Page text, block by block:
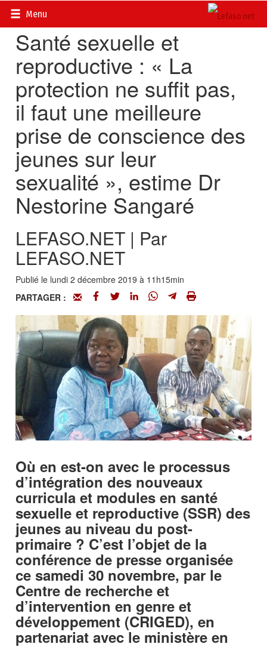
Menu
Accueil>
Santé sexuelle et
reproductive : « La
protection ne suffit pas,
il faut une meilleure
prise de conscience des
jeunes sur leur
sexualité », estime Dr
Nestorine Sangaré
LEFASO.NET | Par
LEFASO.NET
Publié le lundi 2 décembre 2019 à 11h15min
PARTAGER :
Où en est-on avec le processus
d’intégration des nouveaux
curricula et modules en santé
sexuelle et reproductive (SSR) des
jeunes au niveau du post-
primaire ? C’est l’objet de la
conférence de presse organisée
ce samedi 30 novembre, par le
Centre de recherche et
d’intervention en genre et
développement (CRIGED), en
partenariat avec le ministère en